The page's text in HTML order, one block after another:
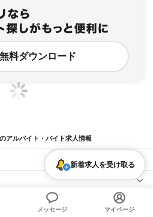
料ダウンロード
アルバイト・バイト求人情報
新着求人を受け取る
メッセージ マイページ